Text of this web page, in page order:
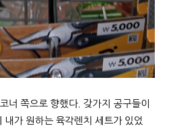
너 쪽으로 향했다. 갖가지 공구들이
내가 원하는 육각렌치 세트가 있었